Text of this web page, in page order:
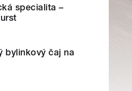
specialita –
bylinkový čaj na